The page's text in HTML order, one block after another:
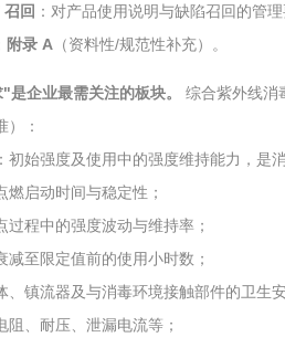
回 ：对产品使用说明与缺陷召回的管理
附录 A （资料性/规范性补充）。
企业最需关注的板块。
综合紫外线消
）：
：初始强度及使用中的强度维持能力，是
燃启动时间与稳定性；
过程中的强度波动与维持率；
减至限定值前的使用小时数；
、镇流器及与消毒环境接触部件的卫生
阻、耐压、泄漏电流等；